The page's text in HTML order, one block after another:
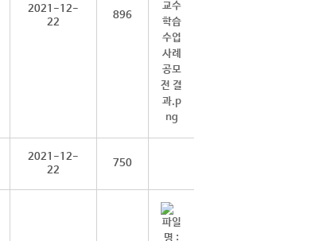
2021-12-
22
896
2021-12-
22
750